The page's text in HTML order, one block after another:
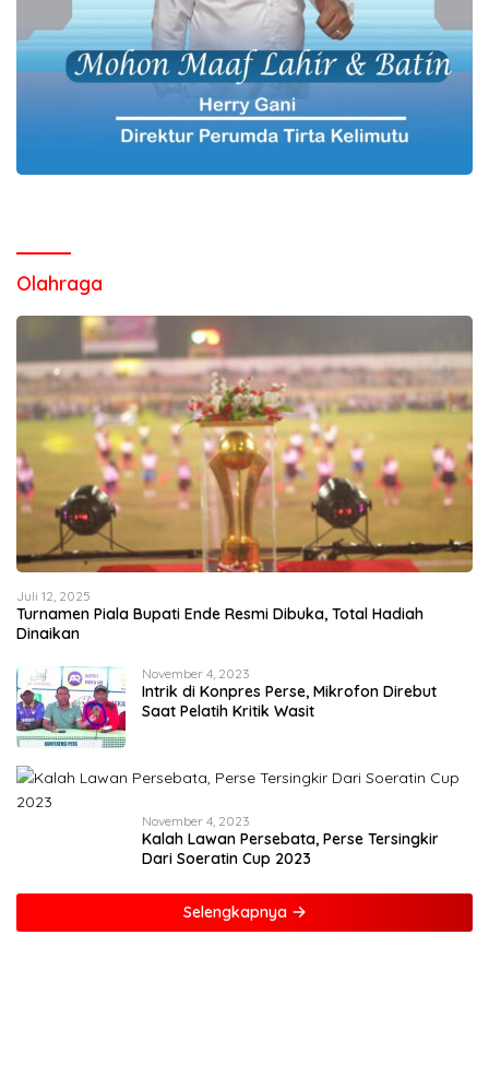
Olahraga
Juli 12, 2025
Turnamen Piala Bupati Ende Resmi Dibuka, Total Hadiah
Dinaikan
November 4, 2023
Intrik di Konpres Perse, Mikrofon Direbut
Saat Pelatih Kritik Wasit
November 4, 2023
Kalah Lawan Persebata, Perse Tersingkir
Dari Soeratin Cup 2023
Selengkapnya